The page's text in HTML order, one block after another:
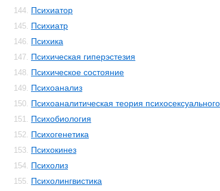
144. Психиатор
145. Психиатр
146. Психика
147. Психическая гиперэстезия
148. Психическое состояние
149. Психоанализ
150. Психоаналитическая теория
151. Психобиология
152. Психогенетика
153. Психокинез
154. Психолиз
155. Психолингвистика